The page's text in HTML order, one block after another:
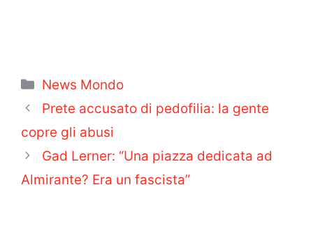
Categorie
News Mondo
Prete accusato di pedofilia: la gente
copre gli abusi
Gad Lerner: “Una piazza dedicata ad
Almirante? Era un fascista”